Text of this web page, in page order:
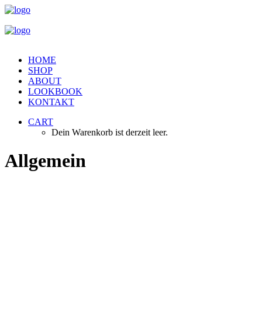
HOME
SHOP
ABOUT
LOOKBOOK
KONTAKT
CART
Dein Warenkorb ist derzeit leer.
Allgemein